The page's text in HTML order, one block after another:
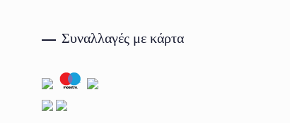
Συναλλαγές με κάρτα